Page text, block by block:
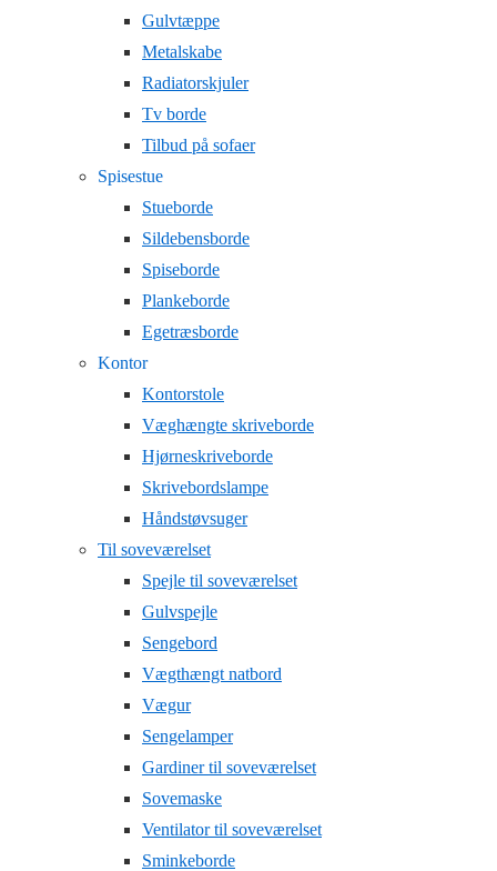
Gulvtæppe
Metalskabe
Radiatorskjuler
Tv borde
Tilbud på sofaer
Spisestue
Stueborde
Sildebensborde
Spiseborde
Plankeborde
Egetræsborde
Kontor
Kontorstole
Væghængte skriveborde
Hjørneskriveborde
Skrivebordslampe
Håndstøvsuger
Til soveværelset
Spejle til soveværelset
Gulvspejle
Sengebord
Vægthængt natbord
Vægur
Sengelamper
Gardiner til soveværelset
Sovemaske
Ventilator til soveværelset
Sminkeborde